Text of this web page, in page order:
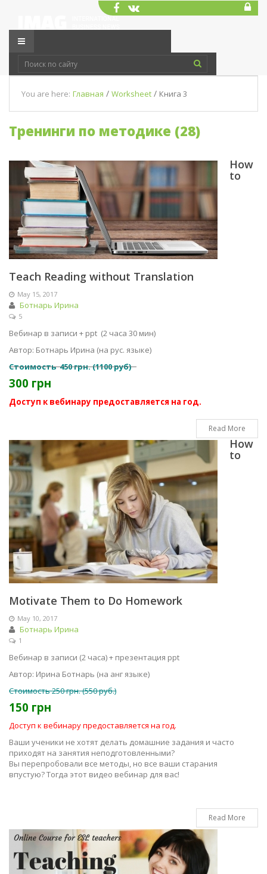
You are here: Главная / Worksheet / Книга 3
Тренинги по методике (28)
How
to
Teach Reading without Translation
May 15, 2017
Ботнарь Ирина
5
Вебинар в записи + ppt (2 часа 30 мин)
Автор: Ботнарь Ирина (на рус. языке)
Стоимость 450 грн. (1100 руб)
300 грн
Доступ к вебинару предоставляется на год.
Read More
How
to
Motivate Them to Do Homework
May 10, 2017
Ботнарь Ирина
1
Вебинар в записи (2 часа) + презентация ppt
Автор: Ирина Ботнарь (на анг языке)
Стоимость 250 грн. (550 руб.)
150 грн
Доступ к вебинару предоставляется на год.
Ваши ученики не хотят делать домашние задания и часто
приходят на занятия неподготовленными?
Вы перепробовали все методы, но все ваши старания
впустую? Тогда этот видео вебинар для вас!
Read More